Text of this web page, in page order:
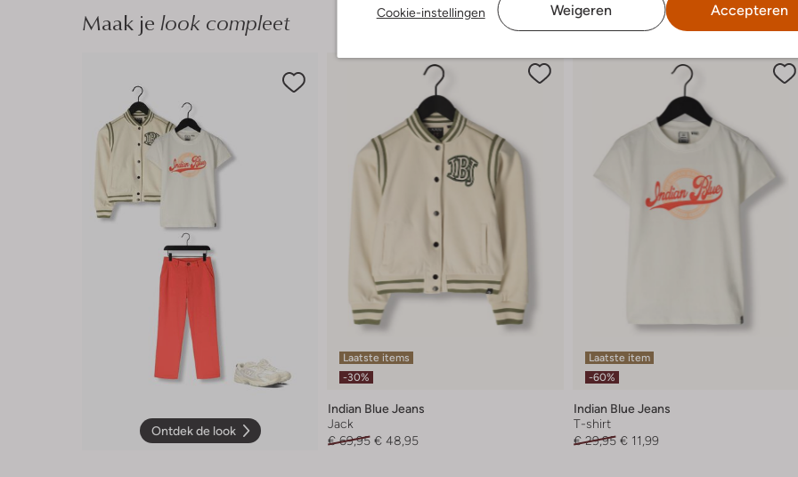
Cookie-instellingen Weigeren Accepteren
Maak je look compleet
Ontdek de look
Laatste items
-30%
Indian Blue Jeans
Jack
€ 69,95 € 48,95
Laatste item
-60%
Indian Blue Jeans
T-shirt
€ 29,95 € 11,99